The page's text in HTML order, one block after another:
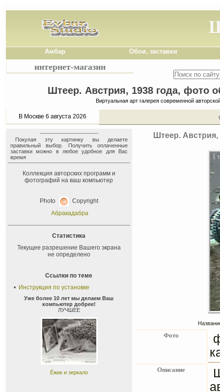
Амбар Обои, заставки
интернет-магазин
Штеер. Австрия, 1938 года, фото
Виртуальная арт галерея современной
В Москве 6 августа 2026
Покупая эту картинку вы делаете
правильный выбор. Получить оплаченные
заставки можно в любое удобное для Вас
время
Коллекция авторских программ и
фотографий на ваш компьютер
Photo
Copyright
Абракадабра
Статистика
Текущее разрешение Вашего экрана
не определено
Ссылки по теме
• Инструкция по установке
Уже более 10 лет мы делаем Ваш
компьютер добрее!
ЛУЧШЕЕ
Ёжик и зеркало
Штеер. Австрия,
Фото
Описание